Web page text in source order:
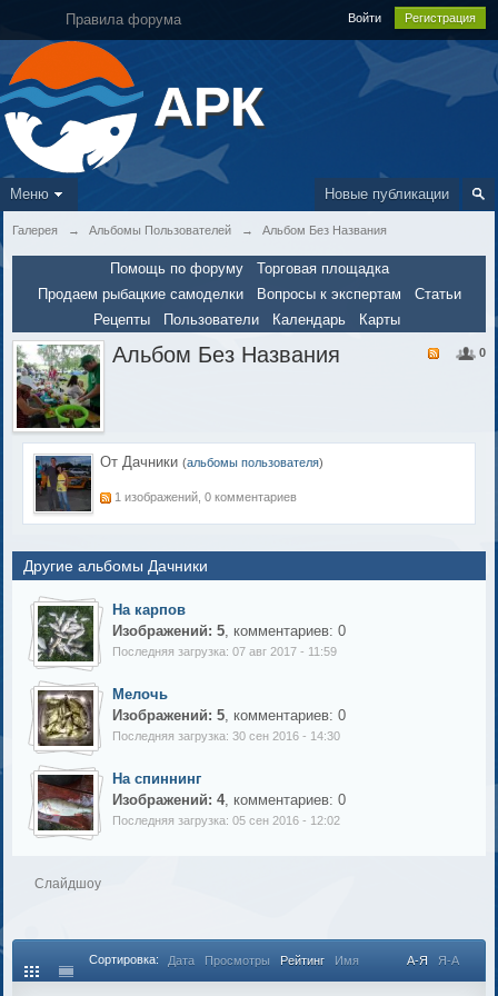
Правила форума Войти Регистрация
АРК
Новые публикации
Меню
Галерея → Альбомы Пользователей → Альбом Без Названия
Помощь по форуму
Торговая площадка
Продаем рыбацкие самоделки
Вопросы к экспертам
Статьи
Рецепты
Пользователи Календарь Карты
0
Альбом Без Названия
От Дачники(альбомы пользователя)
1 изображений, 0 комментариев
Другие альбомы Дачники
На карпов
Изображений: 5, комментариев: 0
Последняя загрузка: 07 авг 2017 - 11:59
Мелочь
Изображений: 5, комментариев: 0
Последняя загрузка: 30 сен 2016 - 14:30
На спиннинг
Изображений: 4, комментариев: 0
Последняя загрузка: 05 сен 2016 - 12:02
Слайдшоу
Сортировка: Дата Просмотры Рейтинг Имя А-Я Я-А